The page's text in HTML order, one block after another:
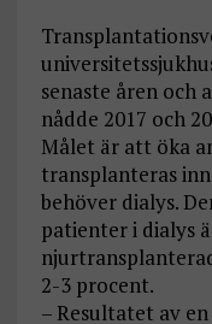
senaste åren
nådde 2017 och
Målet är att öka
transplanteras
behöver dialys.
patienter i dialys
2-3 procent.
– Resultatet av